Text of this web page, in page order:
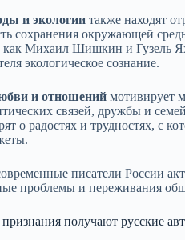
и экологии также находят
сохранения окружающей
как Михаил Шишкин и Гузель
экологическое сознание.
и отношений мотивирует
связей, дружбы и
о радостях и трудностях, с
писатели России
проблемы и переживания
получают русские